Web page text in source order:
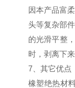
因本产品富
头等复杂部
的光滑平整
时，剥离下
7、其它优点
橡塑绝热材